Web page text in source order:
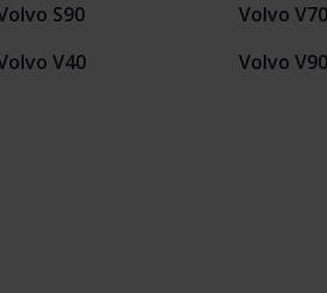
S90
V40
Volvo V70
Volvo V90